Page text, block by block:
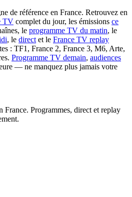
de référence en France. Retrouvez en
TV complet du jour, les émissions ce
le programme TV du matin, le
, le direct et le France TV replay
: TF1, France 2, France 3, M6, Arte,
Programme TV demain, audiences
— ne manquez plus jamais votre
France. Programmes, direct et replay